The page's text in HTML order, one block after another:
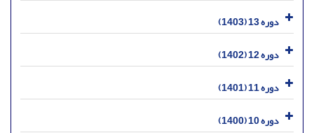
دوره 13 (1403)
دوره 12 (1402)
دوره 11 (1401)
دوره 10 (1400)